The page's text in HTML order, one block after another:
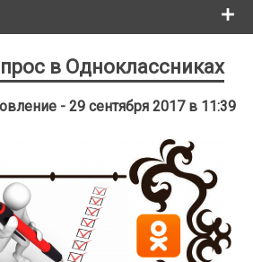
в Одноклассниках
- 29 сентября 2017 в 11:39